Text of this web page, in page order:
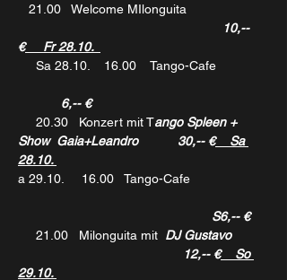
21.00   Welcome MIlonguita
10,--
€ Fr 28.10.
Sa 28.10.    16.00    Tango-Cafe
6,-- €
20.30   Konzert mit Tango Spleen +
Show  Gaia+Leandro           30,-- € Sa
28.10.
a 29.10.     16.00   Tango-Cafe
S6,-- €
21.00   Milonguita mit DJ Gustavo
12,-- € So
29.10.